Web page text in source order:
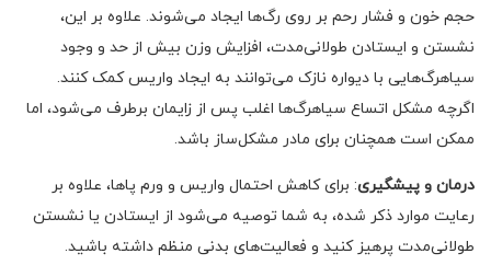
حجم خون و فشار رحم بر روی رگ‌ها ایجاد می‌شوند. علاوه بر این،
نشستن و ایستادن طولانی‌مدت، افزایش وزن بیش از حد و وجود
سیاهرگ‌هایی با دیواره نازک می‌توانند به ایجاد واریس کمک کنند.
اگرچه مشکل اتساع سیاهرگ‌ها اغلب پس از زایمان برطرف می‌شود، اما
ممکن است همچنان برای مادر مشکل‌ساز باشد.
درمان و پیشگیری: برای کاهش احتمال واریس و ورم پاها، علاوه بر
رعایت موارد ذکر شده، به شما توصیه می‌شود از ایستادن یا نشستن
طولانی‌مدت پرهیز کنید و فعالیت‌های بدنی منظم داشته باشید.